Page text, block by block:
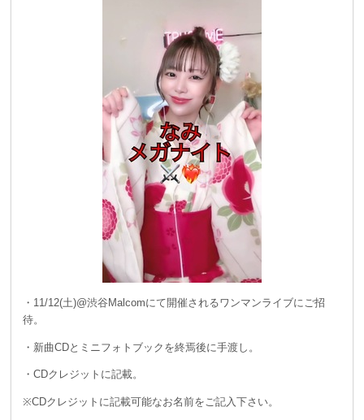
・11/12(土)@渋谷Malcomにて開催されるワンマンライブにご招
待。
・新曲CDとミニフォトブックを終焉後に手渡し。
・CDクレジットに記載。
※CDクレジットに記載可能なお名前をご記入下さい。